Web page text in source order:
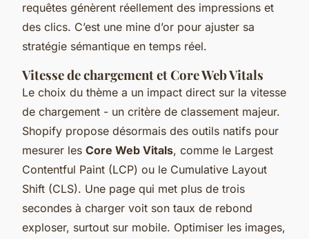
requêtes génèrent réellement des impressions et
des clics. C’est une mine d’or pour ajuster sa
stratégie sémantique en temps réel.
Vitesse de chargement et Core Web Vitals
Le choix du thème a un impact direct sur la vitesse
de chargement - un critère de classement majeur.
Shopify propose désormais des outils natifs pour
mesurer les Core Web Vitals, comme le Largest
Contentful Paint (LCP) ou le Cumulative Layout
Shift (CLS). Une page qui met plus de trois
secondes à charger voit son taux de rebond
exploser, surtout sur mobile. Optimiser les images,